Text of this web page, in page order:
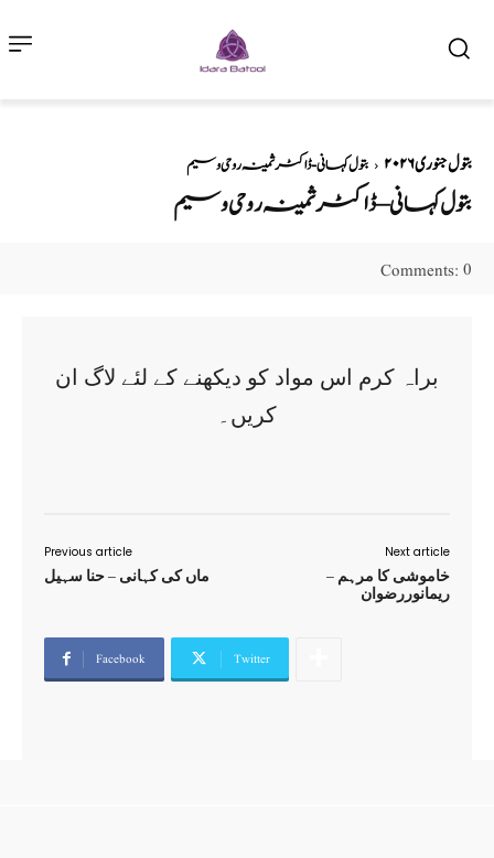
بتول جنوری ۲۰۲۶ بتول کہانی - ڈاکٹر ثمینہ روحی وسیم
بتول کہانی – ڈاکٹر ثمینہ روحی وسیم
Comments: 0
براہ کرم اس مواد کو دیکھنے کے لئے لاگ ان
کریں۔
Previous article
ماں کی کہانی – حنا سہیل
Next article
خاموشی کا مرہم –
ریمانوررضوان
Facebook Twitter